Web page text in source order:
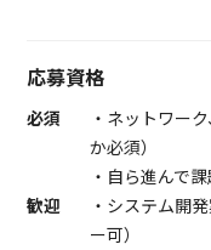
応募資格
必須
・ネットワー
か必須）
・自ら進んで
歓迎
・システム開
ー可）